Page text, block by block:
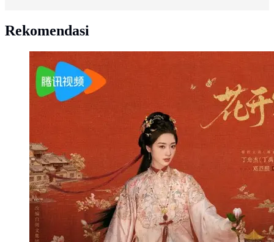
Rekomendasi